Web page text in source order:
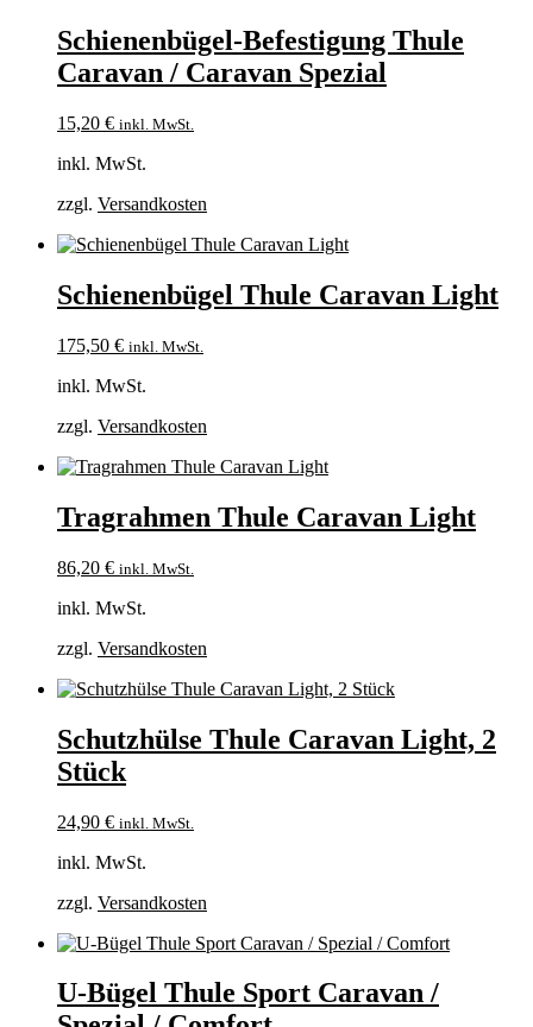
Schienenbügel-Befestigung Thule
Caravan / Caravan Spezial
15,20 € inkl. MwSt.
inkl. MwSt.
zzgl. Versandkosten
Schienenbügel Thule Caravan Light
175,50 € inkl. MwSt.
inkl. MwSt.
zzgl. Versandkosten
Tragrahmen Thule Caravan Light
86,20 € inkl. MwSt.
inkl. MwSt.
zzgl. Versandkosten
Schutzhülse Thule Caravan Light, 2
Stück
24,90 € inkl. MwSt.
inkl. MwSt.
zzgl. Versandkosten
U-Bügel Thule Sport Caravan /